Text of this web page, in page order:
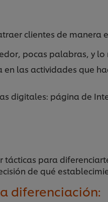
clientes de manera
pocas palabras, y
las actividades que
digitales: página de
tácticas para
de qué
diferenciación: